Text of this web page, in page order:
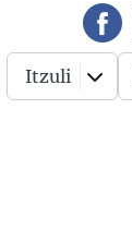
Itzuli